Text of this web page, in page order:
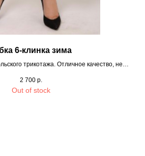
6-клинка зима
трикотажа. Отличное качество, не
2 700 р.
Out of stock